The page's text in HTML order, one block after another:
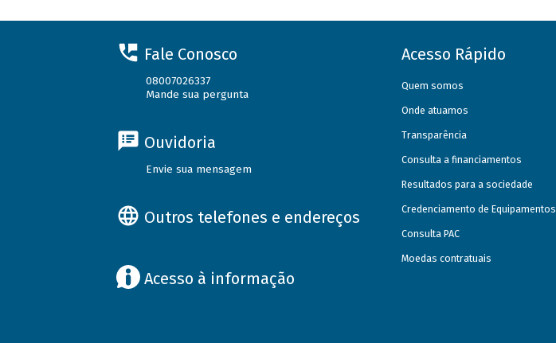
Fale Conosco
08007026337
Mande sua pergunta
Ouvidoria
Envie sua mensagem
Outros telefones e endereços
Acesso à informação
Acesso Rápido
Quem somos
Onde atuamos
Transparência
Consulta a financiamentos
Resultados para a sociedade
Credenciamento de Equipamentos
Consulta PAC
Moedas contratuais